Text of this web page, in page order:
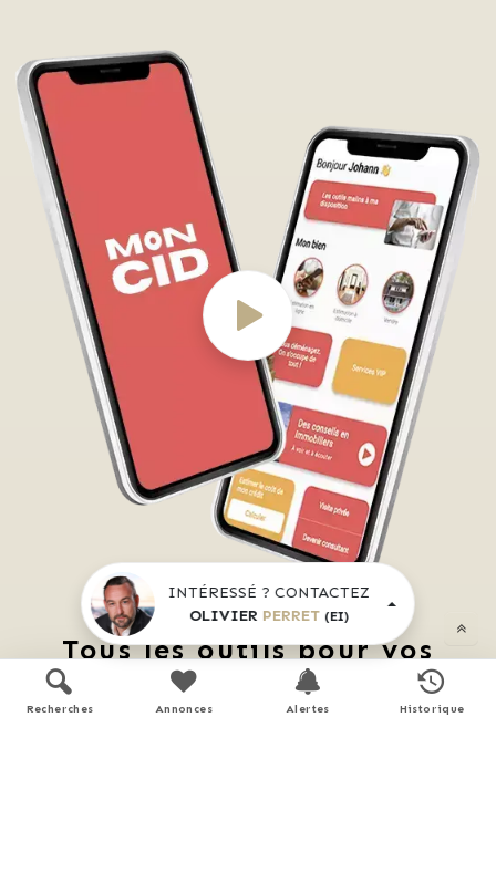
Tous les outils pour vos
projets immobiliers
INTÉRESSÉ ? CONTACTEZ
OLIVIER PERRET (EI)
Recherches Annonces Alertes Historique